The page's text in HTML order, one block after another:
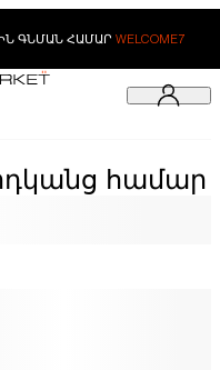
ԳՆՄԱՆ ՀԱՄԱՐ WELCOME7
համար